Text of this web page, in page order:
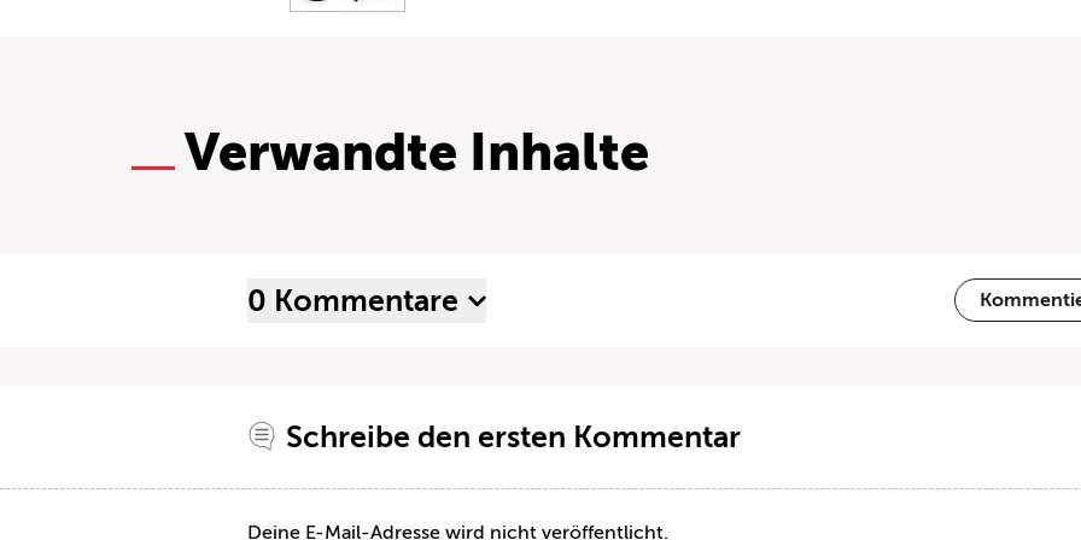
Verwandte Inhalte
0 Kommentare
Schreibe den ersten Kommentar
Deine E-Mail-Adresse wird nicht veröffentlicht.